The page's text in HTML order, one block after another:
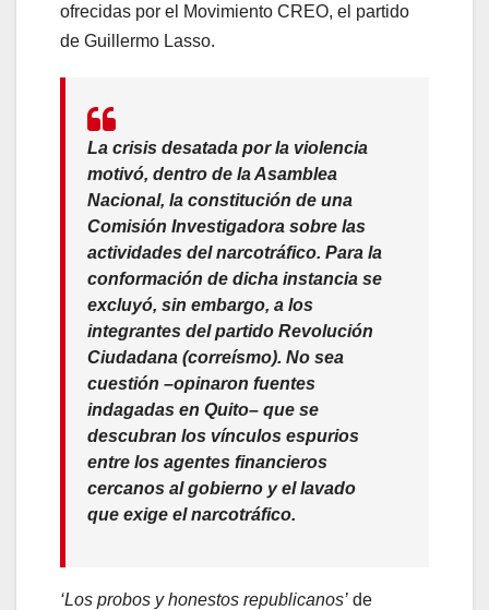
ofrecidas por el Movimiento CREO, el partido
de Guillermo Lasso.
La crisis desatada por la violencia
motivó, dentro de la Asamblea
Nacional, la constitución de una
Comisión Investigadora sobre las
actividades del narcotráfico. Para la
conformación de dicha instancia se
excluyó, sin embargo, a los
integrantes del partido Revolución
Ciudadana (correísmo). No sea
cuestión –opinaron fuentes
indagadas en Quito– que se
descubran los vínculos espurios
entre los agentes financieros
cercanos al gobierno y el lavado
que exige el narcotráfico.
‘Los probos y honestos republicanos’ de